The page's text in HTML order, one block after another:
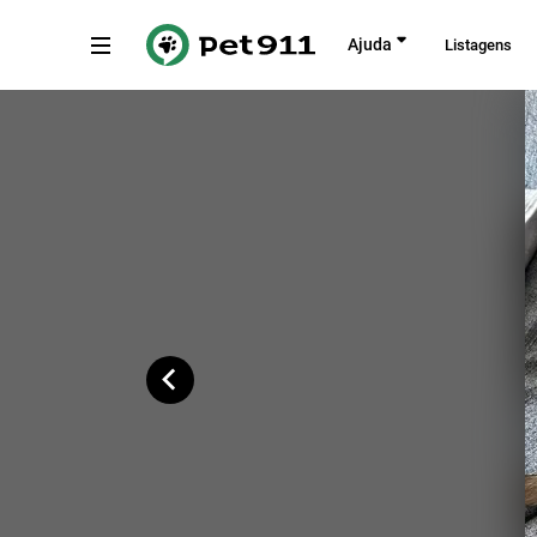
Ajuda Listagens
Voltar
Rua Joaquim Felipe Santiago, São